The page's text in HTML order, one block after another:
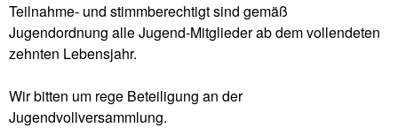
Teilnahme- und stimmberechtigt sind gemäß
Jugendordnung alle Jugend-Mitglieder ab dem vollendeten
zehnten Lebensjahr.
Wir bitten um rege Beteiligung an der
Jugendvollversammlung.